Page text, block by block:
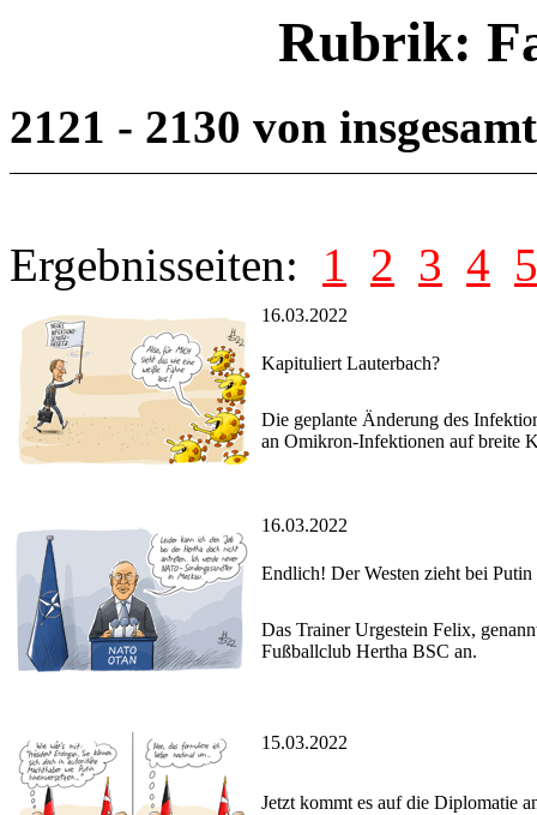
Rubrik:
2121 - 2130 von
Ergebnisseiten: 1 2 3 4 5
16.03.2022
Kapituliert Lauterbach?
Die geplante Änderung des
an Omikron-Infektionen auf breite
16.03.2022
Endlich! Der Westen zieht bei Putin
Das Trainer Urgestein Felix,
Fußballclub Hertha BSC an.
15.03.2022
Jetzt kommt es auf die Diplomatie